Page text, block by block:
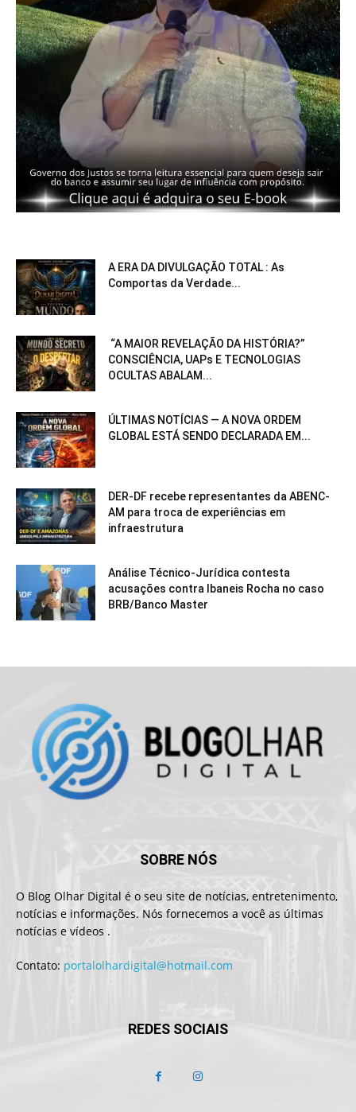
A ERA DA DIVULGAÇÃO TOTAL : As
Comportas da Verdade...
“A MAIOR REVELAÇÃO DA HISTÓRIA?”
CONSCIÊNCIA, UAPs E TECNOLOGIAS
OCULTAS ABALAM...
ÚLTIMAS NOTÍCIAS — A NOVA ORDEM
GLOBAL ESTÁ SENDO DECLARADA EM...
DER-DF recebe representantes da ABENC-
AM para troca de experiências em
infraestrutura
Análise Técnico-Jurídica contesta
acusações contra Ibaneis Rocha no caso
BRB/Banco Master
SOBRE NÓS
O Blog Olhar Digital é o seu site de notícias, entretenimento,
notícias e informações. Nós fornecemos a você as últimas
notícias e vídeos .
Contato: portalolhardigital@hotmail.com
REDES SOCIAIS